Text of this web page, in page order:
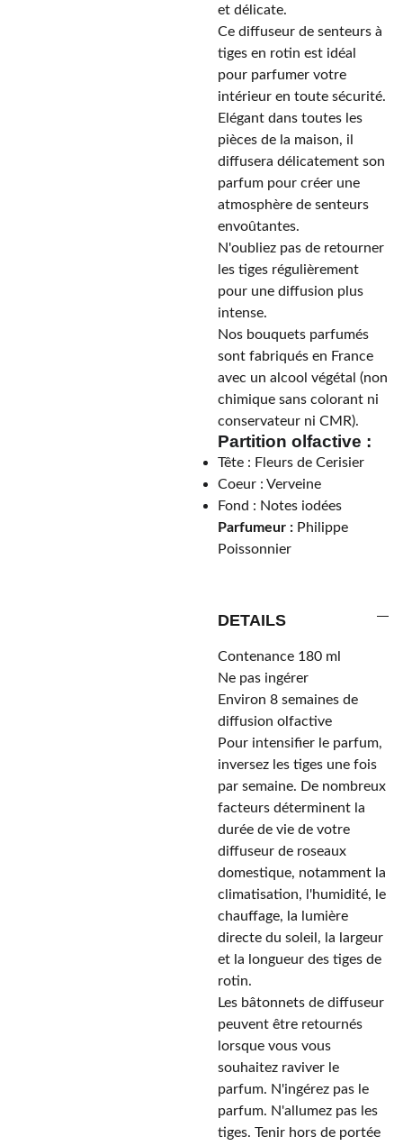
et délicate.
Ce diffuseur de senteurs à
tiges en rotin est idéal
pour parfumer votre
intérieur en toute sécurité.
Elégant dans toutes les
pièces de la maison, il
diffusera délicatement son
parfum pour créer une
atmosphère de senteurs
envoûtantes.
N'oubliez pas de retourner
les tiges régulièrement
pour une diffusion plus
intense.
Nos bouquets parfumés
sont fabriqués en France
avec un alcool végétal (non
chimique sans colorant ni
conservateur ni CMR).
Partition olfactive :
Tête : Fleurs de Cerisier
Coeur : Verveine
Fond : Notes iodées
Parfumeur : Philippe
Poissonnier
DETAILS
Contenance 180 ml
Ne pas ingérer
Environ 8 semaines de
diffusion olfactive
Pour intensifier le parfum,
inversez les tiges une fois
par semaine. De nombreux
facteurs déterminent la
durée de vie de votre
diffuseur de roseaux
domestique, notamment la
climatisation, l'humidité, le
chauffage, la lumière
directe du soleil, la largeur
et la longueur des tiges de
rotin.
Les bâtonnets de diffuseur
peuvent être retournés
lorsque vous vous
souhaitez raviver le
parfum. N'ingérez pas le
parfum. N'allumez pas les
tiges. Tenir hors de portée